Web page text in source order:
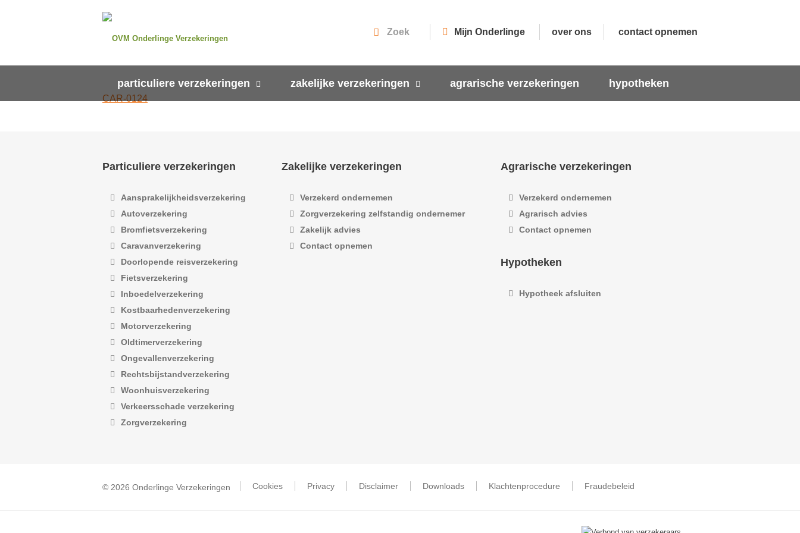
Mijn Onderlinge over ons contact opnemen
particuliere verzekeringen zakelijke verzekeringen agrarische verzekeringen hypotheken
CAR-0124
Particuliere verzekeringen
Aansprakelijkheidsverzekering
Autoverzekering
Bromfietsverzekering
Caravanverzekering
Doorlopende reisverzekering
Fietsverzekering
Inboedelverzekering
Kostbaarhedenverzekering
Motorverzekering
Oldtimerverzekering
Ongevallenverzekering
Rechtsbijstandverzekering
Woonhuisverzekering
Verkeersschade verzekering
Zorgverzekering
Zakelijke verzekeringen
Verzekerd ondernemen
Zorgverzekering zelfstandig ondernemer
Zakelijk advies
Contact opnemen
Agrarische verzekeringen
Verzekerd ondernemen
Agrarisch advies
Contact opnemen
Hypotheken
Hypotheek afsluiten
© 2026 Onderlinge Verzekeringen Cookies Privacy Disclaimer Downloads Klachtenprocedure Fraudebeleid